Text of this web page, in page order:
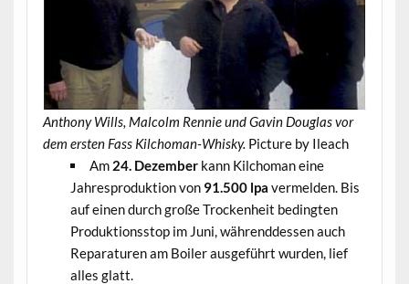
Anthony Wills, Malcolm Rennie und Gavin Douglas vor
dem ersten Fass Kilchoman-Whisky. Picture by Ileach
Am 24. Dezember kann Kilchoman eine
Jahresproduktion von 91.500 lpa vermelden. Bis
auf einen durch große Trockenheit bedingten
Produktionsstop im Juni, währenddessen auch
Reparaturen am Boiler ausgeführt wurden, lief
alles glatt.